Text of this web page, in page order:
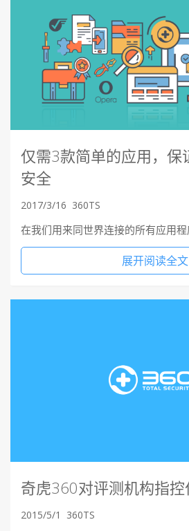
仅需3款简单的应用，保
安全
2017/3/16 360TS
在我们用来同世界连接的所有应用
展开阅读全文
奇虎360对评测机构指
2015/5/1 360TS